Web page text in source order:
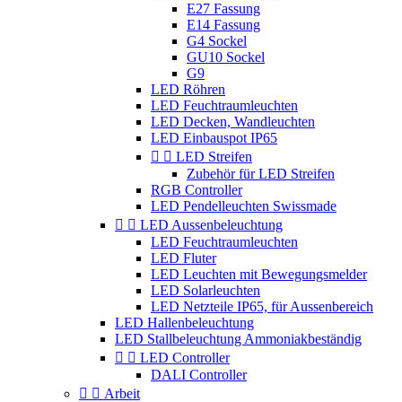
E27 Fassung
E14 Fassung
G4 Sockel
GU10 Sockel
G9
LED Röhren
LED Feuchtraumleuchten
LED Decken, Wandleuchten
LED Einbauspot IP65
  LED Streifen
Zubehör für LED Streifen
RGB Controller
LED Pendelleuchten Swissmade
  LED Aussenbeleuchtung
LED Feuchtraumleuchten
LED Fluter
LED Leuchten mit Bewegungsmelder
LED Solarleuchten
LED Netzteile IP65, für Aussenbereich
LED Hallenbeleuchtung
LED Stallbeleuchtung Ammoniakbeständig
  LED Controller
DALI Controller
  Arbeit